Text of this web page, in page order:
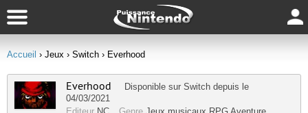
Accueil › Jeux › Switch › Everhood
Everhood Disponible sur Switch depuis le
04/03/2021